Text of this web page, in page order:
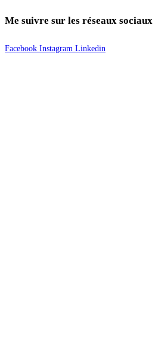
Me suivre sur les réseaux sociaux
Facebook Instagram Linkedin